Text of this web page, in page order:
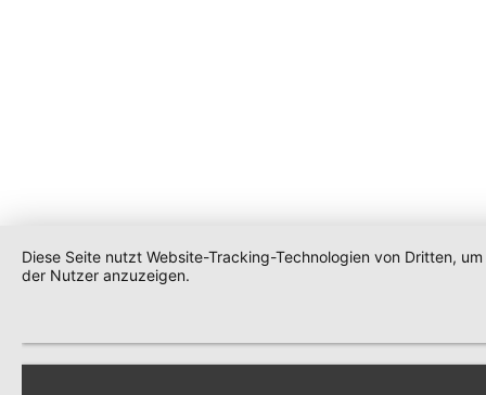
Diese Seite nutzt Website-Tracking-Technologien von Dritten,
der Nutzer anzuzeigen.